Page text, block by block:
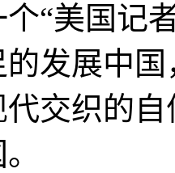
美国记者
发展中
代交织的